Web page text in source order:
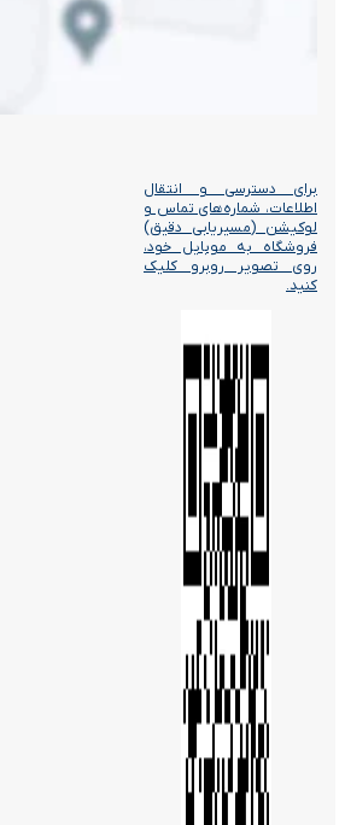
برای دسترسی و انتقال
اطلاعات، شماره‌های تماس و
لوکیشن (مسیریابی دقیق)
فروشگاه به موبایل خود،
روی تصویر روبرو کلیک
کنید.